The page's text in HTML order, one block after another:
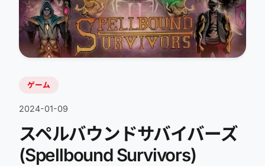
ゲーム
2024-01-09
スペルバウンドサバイバーズ
(Spellbound Survivors)